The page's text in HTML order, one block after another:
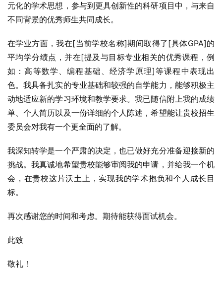
元化的学术思想，参与到更具创新性的科研项目中，与来自
不同背景的优秀师生共同成长。
在学业方面，我在[当前学校名称]期间取得了[具体GPA]的
平均学分绩点，并在[提及与目标专业相关的优秀课程，例
如：高等数学、编程基础、经济学原理]等课程中表现出
色。我具备扎实的专业基础和较强的自学能力，能够积极主
动地适应新的学习环境和教学要求。我已随信附上我的成绩
单、个人简历以及一份详细的个人陈述，希望能让贵校招生
委员会对我有一个更全面的了解。
我深知转学是一个严肃的决定，也已做好充分准备迎接新的
挑战。我真诚地希望贵校能够审阅我的申请，并给我一个机
会，在贵校这片沃土上，实现我的学术抱负和个人成长目
标。
再次感谢您的时间和考虑。期待能获得面试机会。
此致
敬礼！